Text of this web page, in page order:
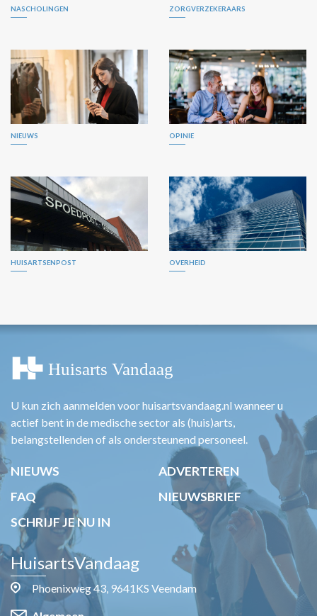
NASCHOLINGEN ZORGVERZEKERAARS
NIEUWS OPINIE
HUISARTSENPOST OVERHEID
U kun zich aanmelden voor huisartsvandaag.nl wanneer u
actief bent in de medische sector als (huis)arts,
belangstellenden of als ondersteunend personeel.
NIEUWS
ADVERTEREN
FAQ
NIEUWSBRIEF
SCHRIJF JE NU IN
HuisartsVandaag
Phoenixweg 43, 9641KS Veendam